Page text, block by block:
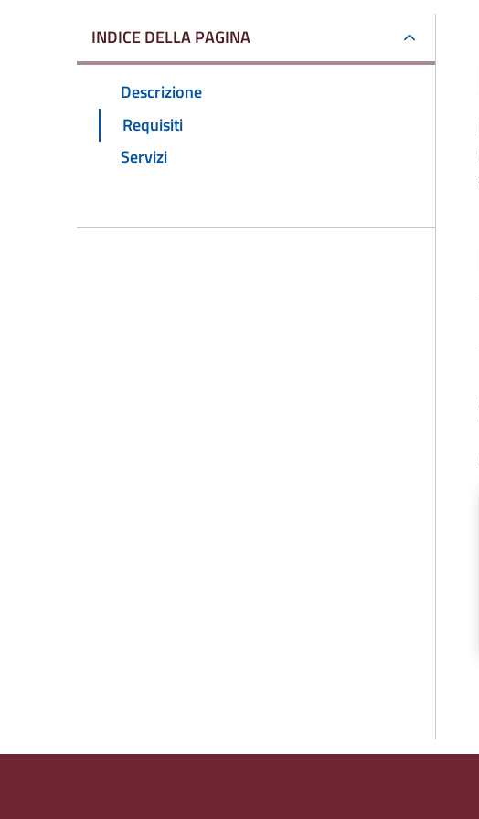
INDICE DELLA PAGINA
Descrizione
Requisiti
Servizi